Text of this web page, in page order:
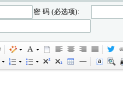
密 码 (必选项):